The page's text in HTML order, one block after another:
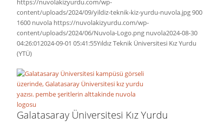
https://nuvolakizyurdu.com/wp-
content/uploads/2024/09/yildiz-teknik-kiz-yurdu-nuvola.jpg900
1600 nuvola https://nuvolakizyurdu.com/wp-
content/uploads/2024/06/Nuvola-Logo.png nuvola2024-08-30
04:26:012024-09-01 05:41:55Yıldız Teknik Üniversitesi Kız Yurdu
(YTÜ)
Galatasaray Üniversitesi Kız Yurdu